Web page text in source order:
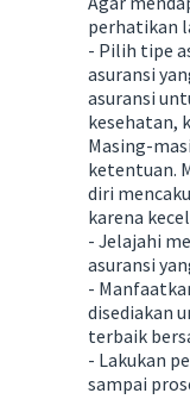
perhatikan
- Pilih tipe
asuransi
asuransi
kesehatan,
Masing-
ketentuan.
diri
karena
- Jelajahi
asuransi
-
disediakan
terbaik
- Lakukan
sampai